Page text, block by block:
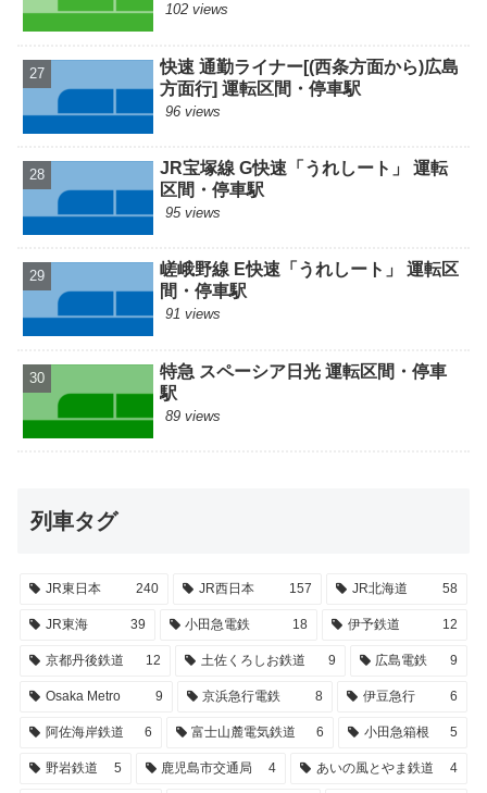
102 views
快速 通勤ライナー[(西条方面から)広島
方面行] 運転区間・停車駅
96 views
JR宝塚線 G快速「うれしート」 運転
区間・停車駅
95 views
嵯峨野線 E快速「うれしート」 運転区
間・停車駅
91 views
特急 スペーシア日光 運転区間・停車
駅
89 views
列車タグ
JR東日本 240 JR西日本 157 JR北海道 58
JR東海 39 小田急電鉄 18 伊予鉄道 12
京都丹後鉄道 12 土佐くろしお鉄道 9 広島電鉄 9
Osaka Metro 9 京浜急行電鉄 8 伊豆急行 6
阿佐海岸鉄道 6 富士山麓電気鉄道 6 小田急箱根 5
野岩鉄道 5 鹿児島市交通局 4 あいの風とやま鉄道 4